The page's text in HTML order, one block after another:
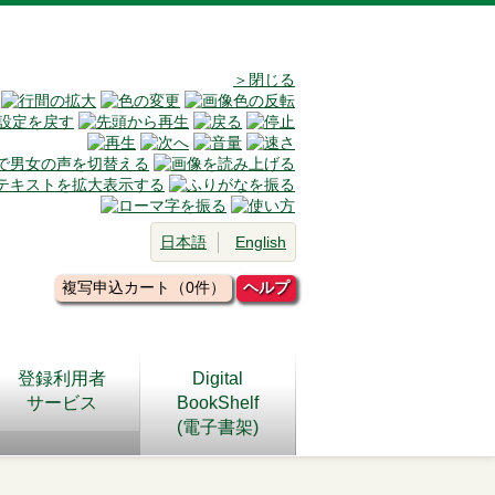
＞閉じる
日本語 English
複写申込カート（0件） ヘルプ
登録利用者
サービス
Digital
BookShelf
(電子書架)